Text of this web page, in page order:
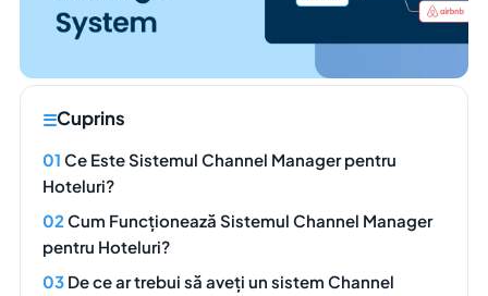
Cuprins
Ce Este Sistemul Channel Manager pentru
Hoteluri?
Cum Funcționează Sistemul Channel Manager
pentru Hoteluri?
De ce ar trebui să aveți un sistem Channel